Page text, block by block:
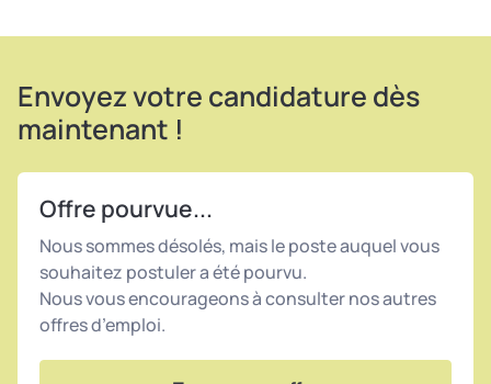
Envoyez votre candidature dès
maintenant !
Offre pourvue...
Nous sommes désolés, mais le poste auquel vous
souhaitez postuler a été pourvu.
Nous vous encourageons à consulter nos autres
offres d’emploi.